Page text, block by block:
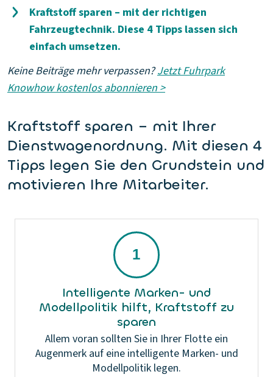
Kraftstoff sparen – mit der richtigen
Fahrzeugtechnik. Diese 4 Tipps lassen sich
einfach umsetzen.
Keine Beiträge mehr verpassen?Jetzt Fuhrpark
Knowhow kostenlos abonnieren >
Kraftstoff sparen – mit Ihrer
Dienstwagenordnung. Mit diesen 4
Tipps legen Sie den Grundstein und
motivieren Ihre Mitarbeiter.
Intelligente Marken- und
Modellpolitik hilft, Kraftstoff zu
sparen
Allem voran sollten Sie in Ihrer Flotte ein
Augenmerk auf eine intelligente Marken- und
Modellpolitik legen.